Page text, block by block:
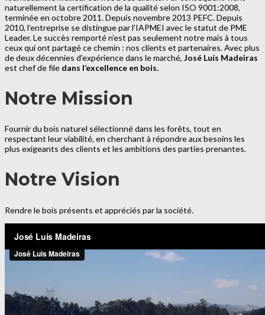
naturellement la certification de la qualité selon ISO 9001:2008,
terminée en octobre 2011. Depuis novembre 2013 PEFC. Depuis
2010, l’entreprise se distingue par l’IAPMEI avec le statut de PME
Leader. Le succès remporté n’est pas seulement notre mais à tous
ceux qui ont partagé ce chemin : nos clients et partenaires. Avec plus
de deux décennies d’expérience dans le marché, José Luís Madeiras
est chef de file dans l’excellence en bois.
Notre Mission
Fournir du bois naturel sélectionné dans les forêts, tout en
respectant leur viabilité, en cherchant à répondre aux besoins les
plus exigeants des clients et les ambitions des parties prenantes.
Notre Vision
Rendre le bois présents et appréciés par la société.